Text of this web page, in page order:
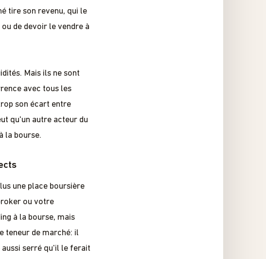
tire son revenu, qui le
de devoir le vendre à
Mais ils ne sont
avec tous les
son écart entre
qu'un autre acteur du
la bourse.
une place boursière
ou votre
à la bourse, mais
teneur de marché: il
serré qu'il le ferait